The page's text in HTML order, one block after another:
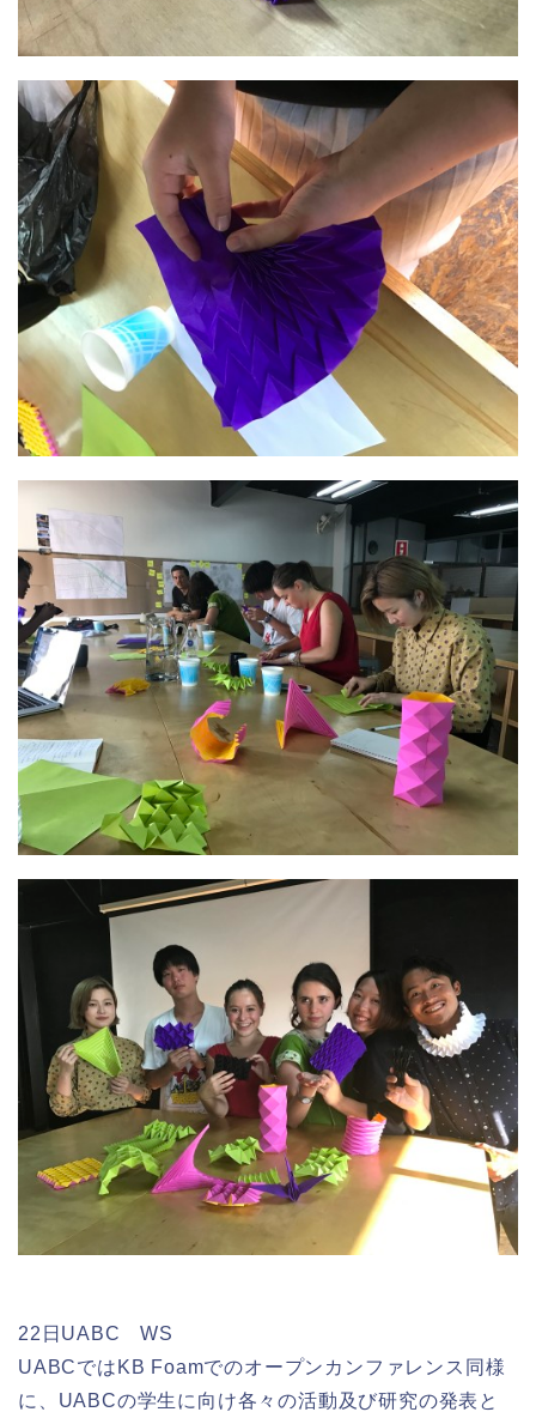
22日UABC WS
UABCではKB Foamでのオープンカンファレンス同様
に、UABCの学生に向け各々の活動及び研究の発表と